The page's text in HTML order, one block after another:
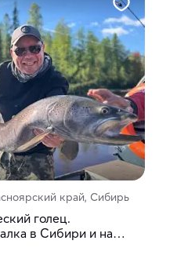
край, Сибирь
голец.
в Сибири и на